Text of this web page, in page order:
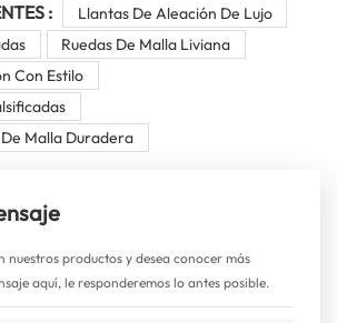
:
Llantas De Aleación De Lujo
Ruedas De Malla Liviana
Con Estilo
Malla Duradera
nuestros productos y desea conocer más
aquí, le responderemos lo antes posible.